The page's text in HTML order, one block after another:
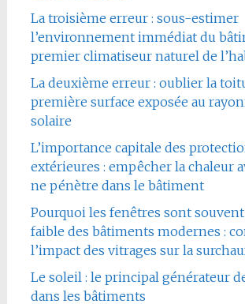
La troisième erreur : sous-estimer
l’environnement immédiat du
premier climatiseur naturel de
La deuxième erreur : oublier la
première surface exposée au
solaire
L’importance capitale des
extérieures : empêcher la chaleur
ne pénètre dans le bâtiment
Pourquoi les fenêtres sont
faible des bâtiments modernes :
l’impact des vitrages sur la
Le soleil : le principal générateur
dans les bâtiments